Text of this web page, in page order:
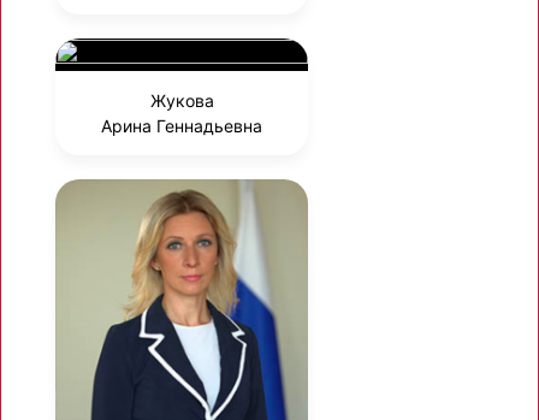
Жукова
Арина Геннадьевна